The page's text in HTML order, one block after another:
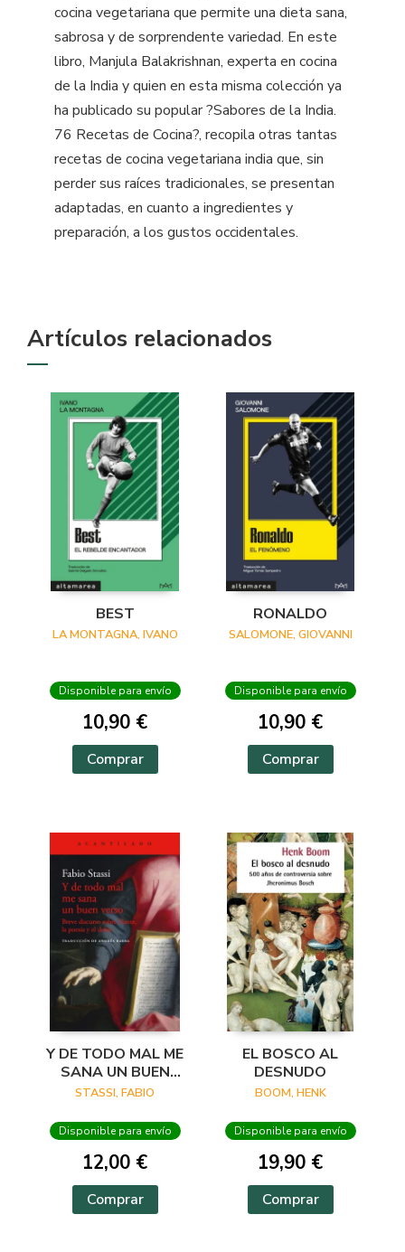
cocina vegetariana que permite una dieta sana,
sabrosa y de sorprendente variedad. En este
libro, Manjula Balakrishnan, experta en cocina
de la India y quien en esta misma colección ya
ha publicado su popular ?Sabores de la India.
76 Recetas de Cocina?, recopila otras tantas
recetas de cocina vegetariana india que, sin
perder sus raíces tradicionales, se presentan
adaptadas, en cuanto a ingredientes y
preparación, a los gustos occidentales.
Artículos relacionados
BEST
LA MONTAGNA, IVANO
Disponible para envío
10,90 €
Comprar
RONALDO
SALOMONE, GIOVANNI
Disponible para envío
10,90 €
Comprar
Y DE TODO MAL ME
SANA UN BUEN
VERSO
STASSI, FABIO
Disponible para envío
12,00 €
Comprar
EL BOSCO AL
DESNUDO
BOOM, HENK
Disponible para envío
19,90 €
Comprar